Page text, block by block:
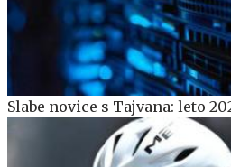
Slabe novice s Tajvana: leto